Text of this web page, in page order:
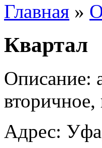
Главная »
Квартал
Описание:
Адрес: